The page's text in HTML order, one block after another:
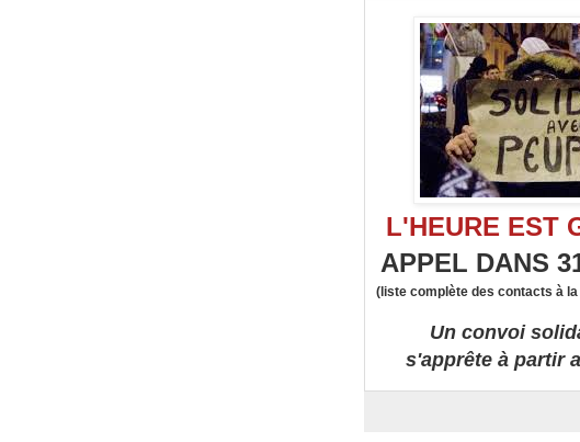
L'HEURE EST
APPEL DANS
(liste complète des contacts à
Un convoi
s'apprête à partir